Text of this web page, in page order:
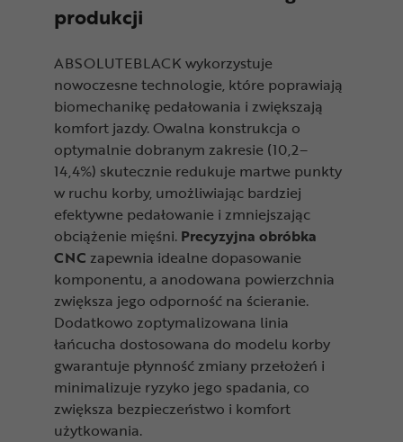
produkcji
ABSOLUTEBLACK wykorzystuje
nowoczesne technologie, które poprawiają
biomechanikę pedałowania i zwiększają
komfort jazdy. Owalna konstrukcja o
optymalnie dobranym zakresie (10,2–
14,4%) skutecznie redukuje martwe punkty
w ruchu korby, umożliwiając bardziej
efektywne pedałowanie i zmniejszając
obciążenie mięśni. Precyzyjna obróbka
CNC zapewnia idealne dopasowanie
komponentu, a anodowana powierzchnia
zwiększa jego odporność na ścieranie.
Dodatkowo zoptymalizowana linia
łańcucha dostosowana do modelu korby
gwarantuje płynność zmiany przełożeń i
minimalizuje ryzyko jego spadania, co
zwiększa bezpieczeństwo i komfort
użytkowania.